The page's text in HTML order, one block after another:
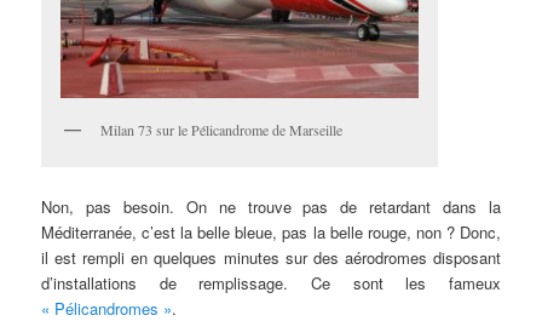
Milan 73 sur le Pélicandrome de Marseille
Non, pas besoin. On ne trouve pas de retardant dans la
Méditerranée, c’est la belle bleue, pas la belle rouge, non ? Donc,
il est rempli en quelques minutes sur des aérodromes disposant
d’installations de remplissage. Ce sont les fameux
« Pélicandromes ».